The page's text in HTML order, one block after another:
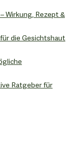
Wirkung, Rezept &
die Gesichtshaut
Ratgeber für